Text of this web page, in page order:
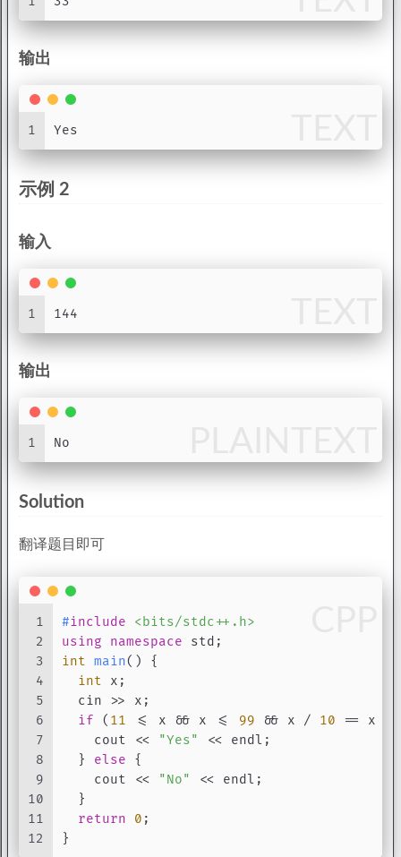
输出
1 Yes
示例 2
输入
1 144
输出
1 No
Solution
翻译题目即可
1
2
3
4
5
6
7
8
9
10
11
12
#include
<bits/stdc++.h>
using
namespace std;
int main()
{
int x;
  cin >> x;
if ( 11 <= x && x <= 99 && x / 10 == x %
    cout <<
"Yes"
<< endl;
  }
else {
    cout <<
"No"
<< endl;
  }
return
0 ;
}